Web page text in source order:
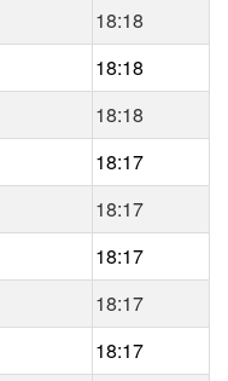
18:18
18:18
18:18
18:17
18:17
18:17
18:17
18:17